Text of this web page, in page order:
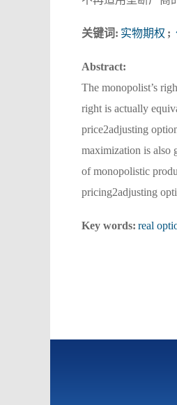
关键词: 实物期权 ;
Abstract:
The monopolist’s
right is actually
price2adjusting
maximization is also
of monopolistic
pricing2adjusting
Key words: real